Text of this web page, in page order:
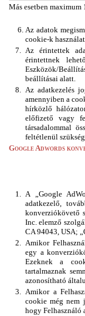
Más esetben maximum
Az adatok
cookie-k
Az érintettek
érintettnek
Eszközök/
beállításai alatt.
Az adatkezelés
amennyiben a
hírközlő
előfizető vagy
társadalommal
feltétlenül
Google Adwords
A „Google
adatkezelő,
konverziókövető
Inc. elemző
CA 94043, USA;
Amikor
egy a
Ezeknek a
tartalmaznak
azonosítható
Amikor a
cookie még nem
hogy Felhasználó